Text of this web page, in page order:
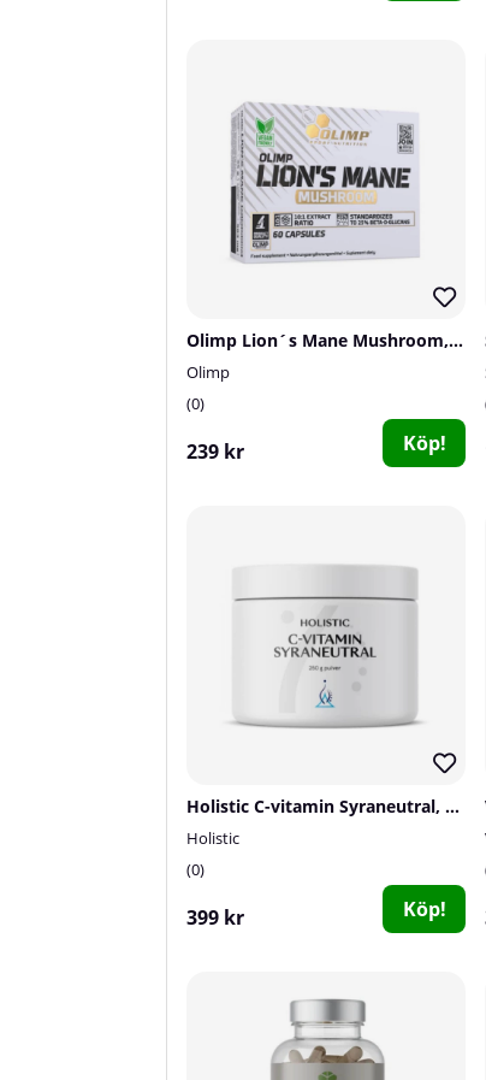
Olimp Lion´s Mane Mushroom, 60 caps
Olimp
0
239 kr Köp!
Holistic C-vitamin Syraneutral, 250 g
Holistic
0
399 kr Köp!